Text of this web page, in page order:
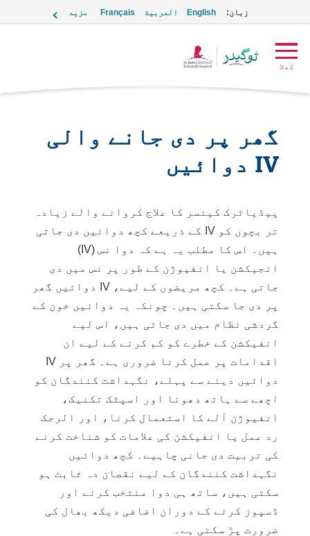
زبان: English العربية Français مزید
کھلا
گھر پر دی جانے والی
IV دوائیں
پیڈیاٹرک کینسر کا علاج کروانے والے زیادہ
تر بچوں کو IV کے ذریعے کچھ دوائیں دی جاتی
ہیں۔ اس کا مطلب یہ ہے کہ دوا نس (IV)
انجیکشن یا انفیوژن کے طور پر نس میں دی
جاتی ہے۔ کچھ مریضوں کے لیے، IV دوائیں گھر
پر دی جا سکتی ہیں۔ چونکہ یہ دوائيں خون کے
گردشی نظام میں دی جاتی ہیں، اس لیے
انفیکشن کے خطرے کو کم کرنے کے لیے ان
اقدامات پر عمل کرنا ضروری ہے۔ گھر پر IV
دوائیں دینے سے پہلے، نگہداشت کنندگان کو
اچھے سے ہاتھ دھونا اور
اسپٹک تکنیک،
انفیوژن آلے کا استعمال کرنا، اور الرجک
رد عمل یا انفیکشن کی علامات کو شناخت کرنے
کی تربیت دی جانی چاہیے۔ کچھ دوائیں
نگہداشت کنندگان کے لیے نقصان دہ ثابت ہو
سکتی ہیں، ساتھ ہی دوا منتخب کرنے اور
ڈسپوز کرنے کے دوران اضافی دیکھ بھال کی
ضرورت پڑ سکتی ہے۔